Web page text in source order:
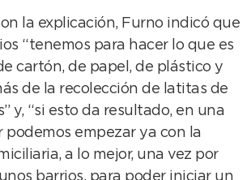
la explicación, Furno indicó que
“tenemos para hacer lo que es
cartón, de papel, de plástico y
de la recolección de latitas de
y, “si esto da resultado, en una
podemos empezar ya con la
a lo mejor, una vez por
barrios, para poder iniciar un